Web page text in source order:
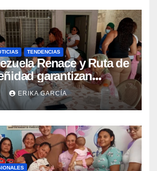
TENDENCIAS
Renace y Ruta de
garantizan
integral en
ERIKA GARCÍA